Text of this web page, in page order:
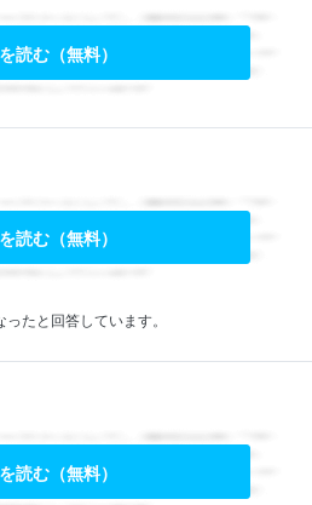
読む（無料）
読む（無料）
たと回答しています。
読む（無料）